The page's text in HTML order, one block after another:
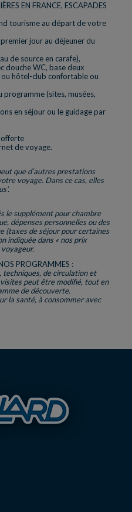
EN FRANCE, ESCAPADES
tourisme au départ de votre
jour au déjeuner du
de source en carafe),
douche WC, base deux
hôtel-club confortable ou
programme (sites, musées,
en séjour ou le guidage par
de voyage.
que d’autres prestations
voyage. Dans ce cas, elles
le supplément pour chambre
dépenses personnelles ou des
(taxes de séjour pour certaines
indiquée dans « nos prix
PROGRAMMES :
de circulation et
peut être modifié, tout en
de découverte.
la santé, à consommer avec